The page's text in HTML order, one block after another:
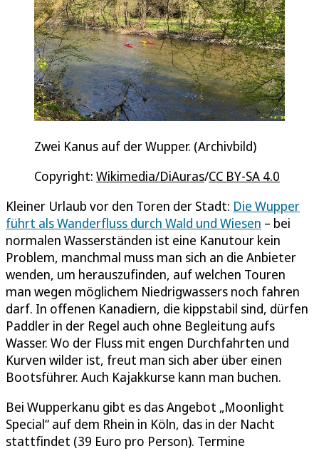
Zwei Kanus auf der Wupper. (Archivbild)
Copyright: Wikimedia/DiAuras/CC BY-SA 4.0
Kleiner Urlaub vor den Toren der Stadt: Die Wupper
führt als Wanderfluss durch Wald und Wiesen – bei
normalen Wasserständen ist eine Kanutour kein
Problem, manchmal muss man sich an die Anbieter
wenden, um herauszufinden, auf welchen Touren
man wegen möglichem Niedrigwassers noch fahren
darf. In offenen Kanadiern, die kippstabil sind, dürfen
Paddler in der Regel auch ohne Begleitung aufs
Wasser. Wo der Fluss mit engen Durchfahrten und
Kurven wilder ist, freut man sich aber über einen
Bootsführer. Auch Kajakkurse kann man buchen.
Bei Wupperkanu gibt es das Angebot „Moonlight
Special“ auf dem Rhein in Köln, das in der Nacht
stattfindet (39 Euro pro Person). Termine